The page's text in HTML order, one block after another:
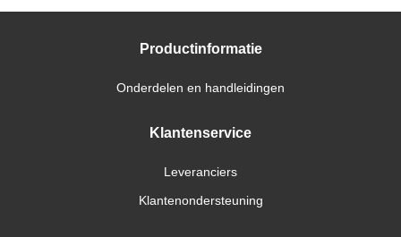
Productinformatie
Onderdelen en handleidingen
Klantenservice
Leveranciers
Klantenondersteuning